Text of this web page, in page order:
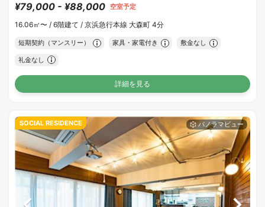
¥79,000 - ¥88,000 空室予定
16.06㎡〜 / 6階建て / 京浜急行本線 大森町 4分
短期契約（マンスリー） 家具・家電付き 敷金なし
礼金なし
詳細を見る
SOCIAL RESIDENCE